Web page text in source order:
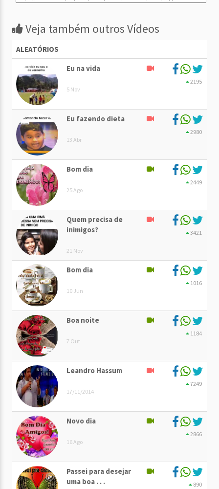
Veja também outros Vídeos
ALEATÓRIOS
Eu na vida
5 Nov
2195
Eu fazendo dieta
13 Abr
2980
Bom dia
25 Ago
2449
Quem precisa de
inimigos?
21 Nov
3421
Bom dia
10 Jun
1016
Boa noite
7 Out
1184
Leandro Hassum
17/11/2014
7249
Novo dia
16 Ago
2866
Passei para desejar
uma boa . . .
890